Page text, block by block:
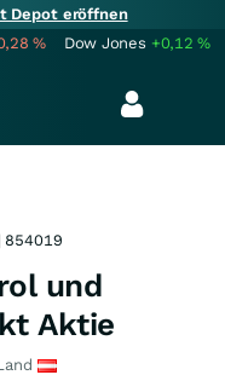
Depot eröffnen
% Dow Jones +0,12%
854019
und
Aktie